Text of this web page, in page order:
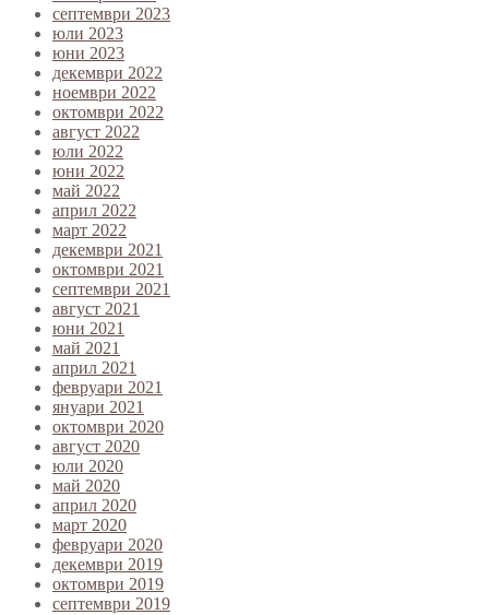
септември 2023
юли 2023
юни 2023
декември 2022
ноември 2022
октомври 2022
август 2022
юли 2022
юни 2022
май 2022
април 2022
март 2022
декември 2021
октомври 2021
септември 2021
август 2021
юни 2021
май 2021
април 2021
февруари 2021
януари 2021
октомври 2020
август 2020
юли 2020
май 2020
април 2020
март 2020
февруари 2020
декември 2019
октомври 2019
септември 2019